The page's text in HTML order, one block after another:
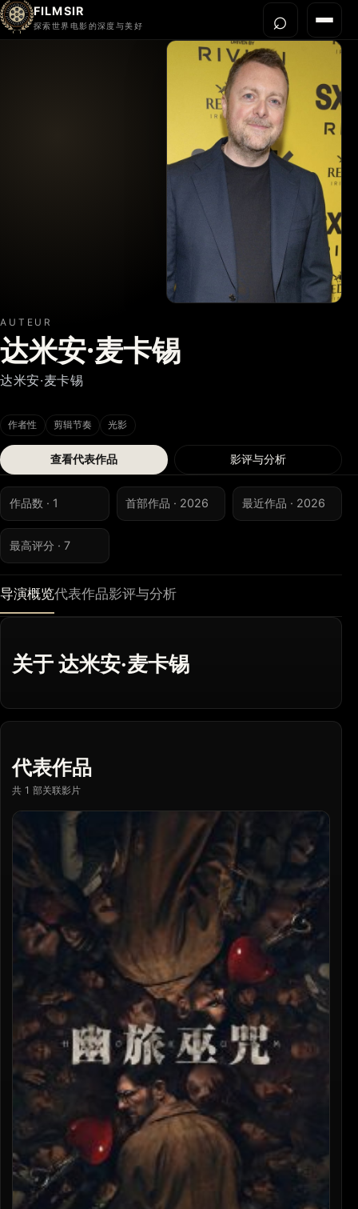
FILMSIR
探索世界电影的深度与美好 菜单
⌕打开
AUTEUR
达米安·麦卡锡
达米安·麦卡锡
作者性 剪辑节奏 光影
查看代表作品 影评与分析
作品数 · 1 首部作品 · 2026 最近作品 · 2026
最高评分 · 7
导演概览代表作品影评与分析
关于 达米安·麦卡锡
代表作品
共 1 部关联影片